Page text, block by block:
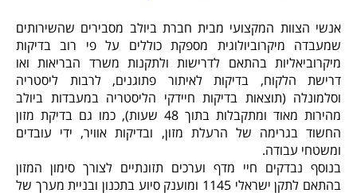
אנשי הצוות המקצועי מבית חברת ביולב מסבירים שהשירותים
שמעבדה מיקרוביולוגית מספקת כוללים על פי רוב בדיקות
מיקרוביאליות בהתאם לדרישות ולתקנות משרד הבריאות ואו
דרישת הלקוח, בדיקות לאיתור פתוגנים, לרבות ליסטריה
וסלמונלה (תוצאות בדיקות חיידקי הליסטריה במעבדות ביולב
מהירות מאוד ומתקבלות בתוך 48 שעות), כמו גם בדיקת מזון
החשוד בגרימה של הרעלת מזון, ובדיקות אוויר, ידי עובדים
ומשטחי עבודה.
בנוסף נבדקים חיי מדף וערכים תזונתיים לצורך סימון המזון
בהתאם לתקן ישראלי 1145 ומוענק סיוע בתכנון ובניית מערך של